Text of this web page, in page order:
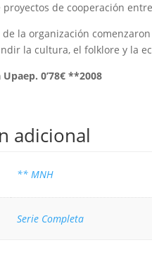
de cooperación
de la organización
la cultura, el folklore y la
0’78€ **2008
adicional
** MNH
Serie Completa